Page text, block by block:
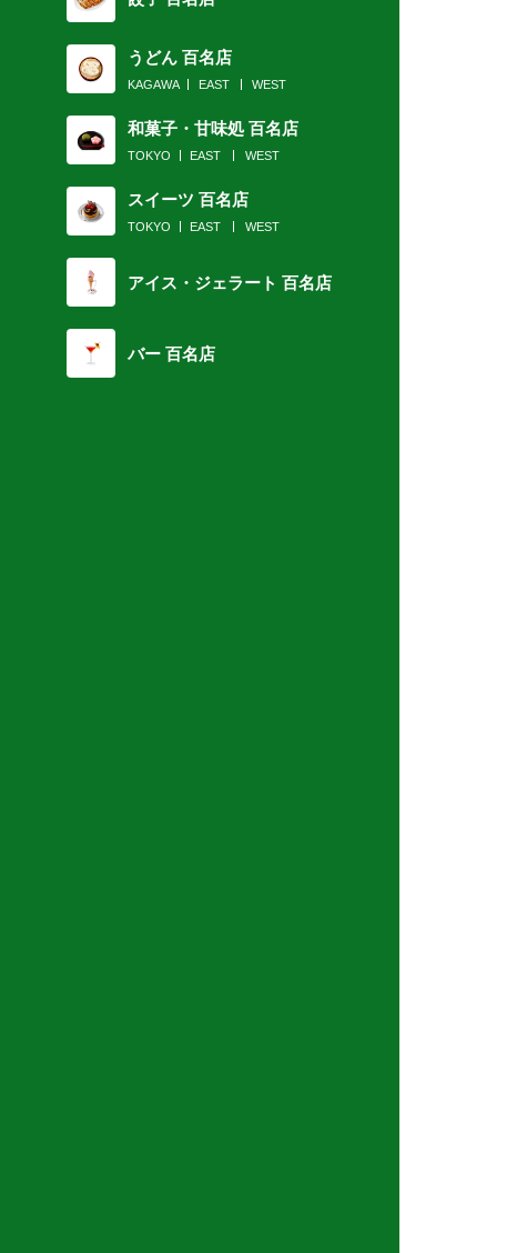
うどん 百名店
KAGAWA EAST WEST
和菓子・甘味処 百名店
TOKYO EAST WEST
スイーツ 百名店
TOKYO EAST WEST
アイス・ジェラート 百名店
バー 百名店